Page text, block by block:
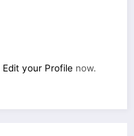
Edit your Profile now.